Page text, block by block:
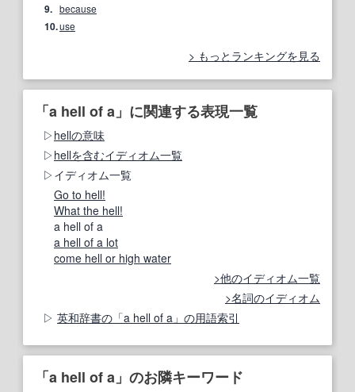
9. because
10.use
もっとランキングを見る
「a hell of a」に関連する表現一覧
hellの意味
hellを含むイディオム一覧
イディオム一覧
Go to hell!
What the hell!
a hell of a
a hell of a lot
come hell or high water
他のイディオム一覧
名詞のイディオム
英和辞書の「a hell of a」の用語索引
「a hell of a」のお隣キーワード